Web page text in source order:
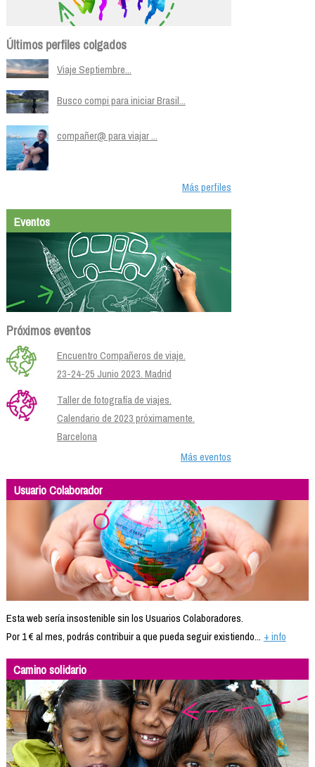
Últimos perfiles colgados
Viaje Septiembre...
Busco compi para iniciar Brasil...
compañer@ para viajar ...
Más perfiles
Eventos
Próximos eventos
Encuentro Compañeros de viaje.
23-24-25 Junio 2023. Madrid
Taller de fotografía de viajes.
Calendario de 2023 próximamente.
Barcelona
Más eventos
Usuario Colaborador
Esta web sería insostenible sin los Usuarios Colaboradores.
Por 1 € al mes, podrás contribuir a que pueda seguir existiendo... + info
Camino solidario